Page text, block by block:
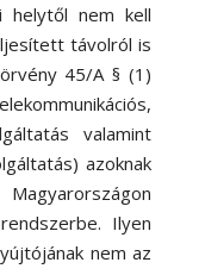
helytől nem kell
távolról is
45/A § (1)
valamint
azoknak
Ilyen
nem az